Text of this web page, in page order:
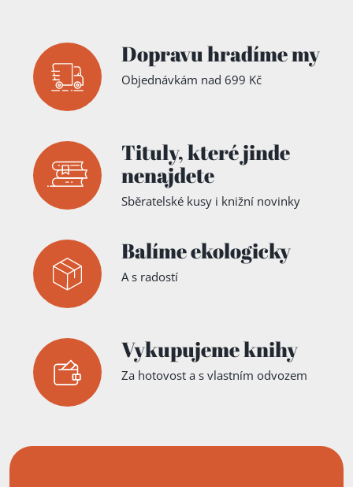
Dopravu hradíme my
Objednávkám nad 699 Kč
Tituly,které jinde
nenajdete
Sběratelské kusy i knižní novinky
Balíme ekologicky
A s radostí
Vykupujeme knihy
Za hotovost a s vlastním odvozem